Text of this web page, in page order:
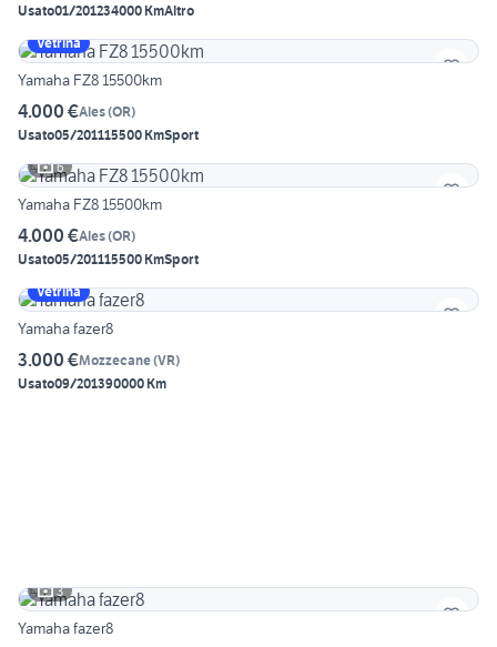
Usato01/201234000 KmAltro
Vetrina
Yamaha FZ8 15500km
4.000 €Ales(OR)
Usato05/201115500 KmSport
6
Yamaha FZ8 15500km
4.000 €Ales(OR)
Usato05/201115500 KmSport
Vetrina
Yamaha fazer8
3.000 €Mozzecane(VR)
Usato09/201390000 Km
3
Yamaha fazer8